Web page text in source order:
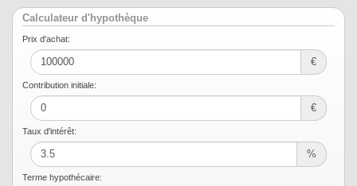
Calculateur d'hypothèque
Prix ​​d'achat:
€
Contribution initiale:
€
Taux d'intérêt:
%
Terme hypothécaire: